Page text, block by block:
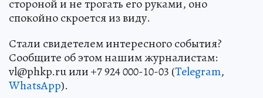
стороной и не трогать его руками, оно
спокойно скроется из виду.
Стали свидетелем интересного события?
Сообщите об этом нашим журналистам:
vl@phkp.ru или +7 924 000-10-03 (Telegram,
WhatsApp).